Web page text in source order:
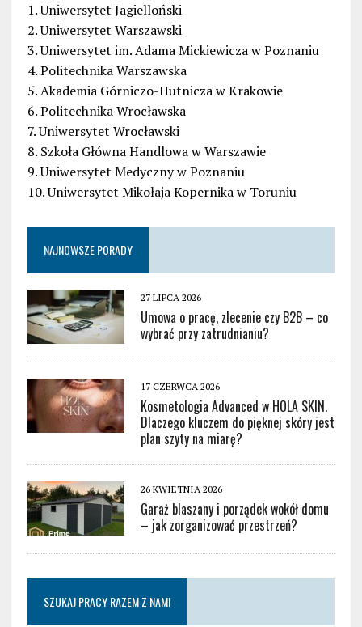
1. Uniwersytet Jagielloński
2. Uniwersytet Warszawski
3. Uniwersytet im. Adama Mickiewicza w Poznaniu
4. Politechnika Warszawska
5. Akademia Górniczo-Hutnicza w Krakowie
6. Politechnika Wrocławska
7. Uniwersytet Wrocławski
8. Szkoła Główna Handlowa w Warszawie
9. Uniwersytet Medyczny w Poznaniu
10. Uniwersytet Mikołaja Kopernika w Toruniu
NAJNOWSZE PORADY
27 LIPCA 2026
Umowa o pracę, zlecenie czy B2B – co
wybrać przy zatrudnianiu?
17 CZERWCA 2026
Kosmetologia Advanced w HOLA SKIN.
Dlaczego kluczem do pięknej skóry jest
plan szyty na miarę?
26 KWIETNIA 2026
Garaż blaszany i porządek wokół domu
– jak zorganizować przestrzeń?
SZUKAJ PRACY RAZEM Z NAMI